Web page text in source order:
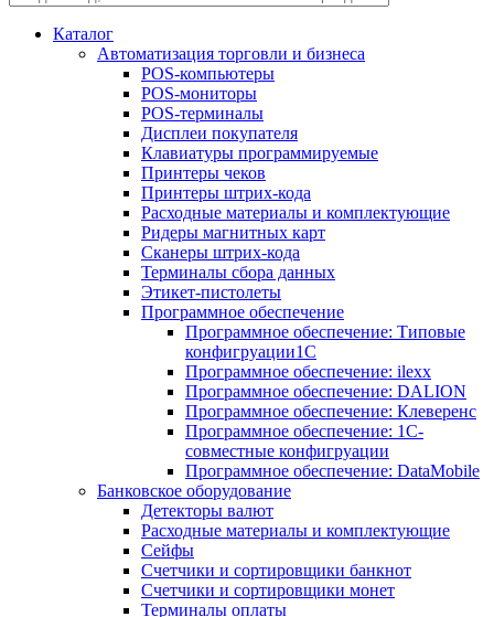
Каталог
Автоматизация торговли и бизнеса
POS-компьютеры
POS-мониторы
POS-терминалы
Дисплеи покупателя
Клавиатуры программируемые
Принтеры чеков
Принтеры штрих-кода
Расходные материалы и комплектующие
Ридеры магнитных карт
Сканеры штрих-кода
Терминалы сбора данных
Этикет-пистолеты
Программное обеспечение
Программное обеспечение: Типовые
конфигруации1С
Программное обеспечение: ilexx
Программное обеспечение: DALION
Программное обеспечение: Клеверенс
Программное обеспечение: 1С-
совместные конфигруации
Программное обеспечение: DataMobile
Банковское оборудование
Детекторы валют
Расходные материалы и комплектующие
Сейфы
Счетчики и сортировщики банкнот
Счетчики и сортировщики монет
Терминалы оплаты